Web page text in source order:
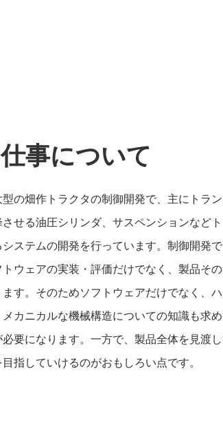
事について
の畑作トラクタの制御開発で、主にトラ
せる油圧シリンダ、サスペンションなど
ステムの開発を行っています。制御開発
ウェアの実装・評価だけでなく、製品そ
す。そのためソフトウェアだけでなく、
カニカルな機械構造についての知識も求め
要になります。一方で、製品全体を見渡
指していけるのがおもしろい点です。